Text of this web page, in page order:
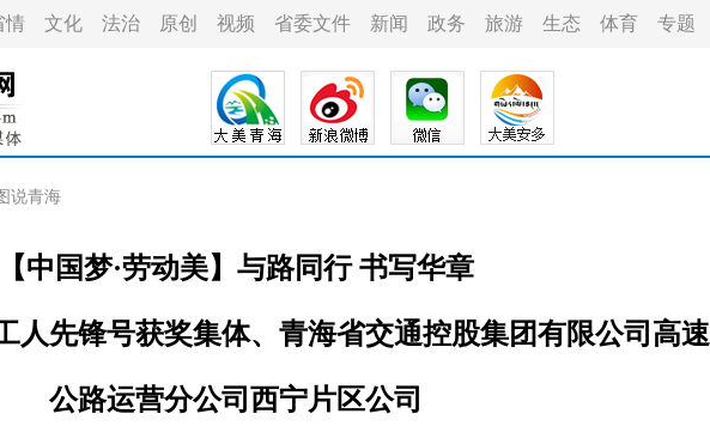
情 文化 法治 原创 视频 省委文件 新闻 政务 旅游 生态 体育 专题
说青海
【中国梦·劳动美】与路同行 书写华章
先锋号获奖集体、青海省交通控股集团有限公司高速
公路运营分公司西宁片区公司